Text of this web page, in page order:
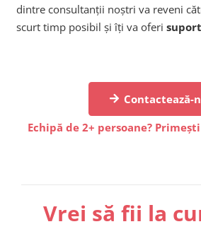
dintre consultanții noștri va reveni
scurt timp posibil și îți va oferi
Contactează-
Echipă de 2+ persoane?
Vrei să fii la